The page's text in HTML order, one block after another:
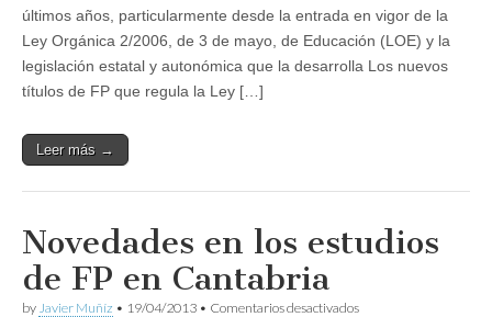
muy
valorada
la
últimos años, particularmente desde la entrada en vigor de la
Ley Orgánica 2/2006, de 3 de mayo, de Educación (LOE) y la
legislación estatal y autonómica que la desarrolla Los nuevos
títulos de FP que regula la Ley […]
Leer más →
Novedades en los estudios
de FP en Cantabria
by Javier Muñíz • 19/04/2013 • Comentarios desactivadosen